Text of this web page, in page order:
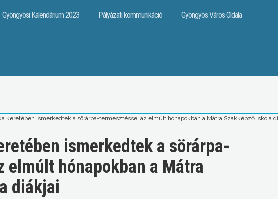
Gyöngyösi Kalendárium 2023 Pályázati kommunikáció Gyöngyös Város Oldala
keretében ismerkedtek a sörárpa-termesztéssel az elmúlt hónapokban a Mátra Szakképző Iskola
ismerkedtek a sörárpa-
elmúlt hónapokban a Mátra
diákjai